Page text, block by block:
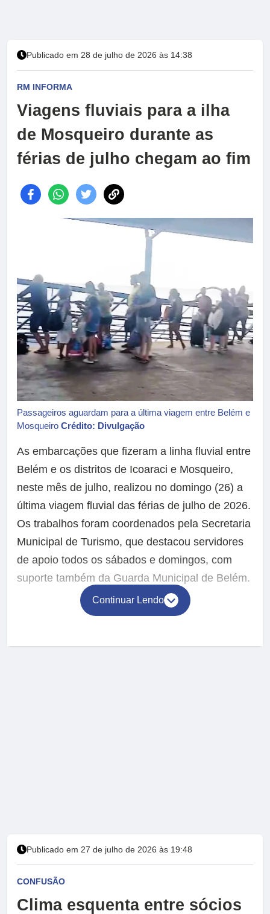
Publicado em 28 de julho de 2026 às 14:38
RM INFORMA
Viagens fluviais para a ilha
de Mosqueiro durante as
férias de julho chegam ao fim
Passageiros aguardam para a última viagem entre Belém e
Mosqueiro Crédito: Divulgação
As embarcações que fizeram a linha fluvial entre
Belém e os distritos de Icoaraci e Mosqueiro,
neste mês de julho, realizou no domingo (26) a
última viagem fluvial das férias de julho de 2026.
Os trabalhos foram coordenados pela Secretaria
Municipal de Turismo, que destacou servidores
de apoio todos os sábados e domingos, com
suporte também da Guarda Municipal de Belém.
Continuar Lendo
Publicado em 27 de julho de 2026 às 19:48
CONFUSÃO
Clima esquenta entre sócios